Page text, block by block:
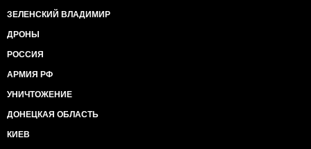
ЗЕЛЕНСКИЙ ВЛАДИМИР
ДРОНЫ
РОССИЯ
АРМИЯ РФ
УНИЧТОЖЕНИЕ
ДОНЕЦКАЯ ОБЛАСТЬ
КИЕВ